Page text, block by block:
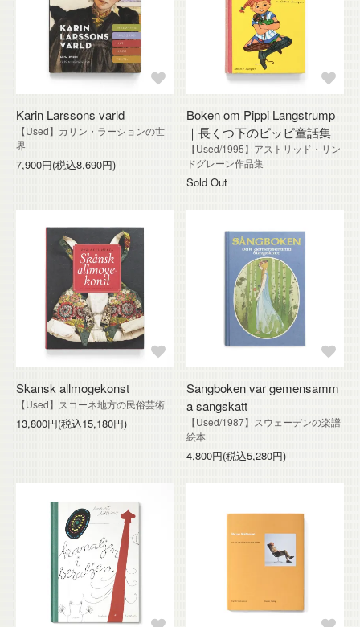
Karin Larssons varld
【Used】カリン・ラーションの世
界
7,900円(税込8,690円)
Boken om Pippi Langstrump
｜長くつ下のピッピ童話集
【Used/1995】アストリッド・リン
ドグレーン作品集
Sold Out
Skansk allmogekonst
【Used】スコーネ地方の民俗芸術
13,800円(税込15,180円)
Sangboken var gemensamm
a sangskatt
【Used/1987】スウェーデンの楽譜
絵本
4,800円(税込5,280円)